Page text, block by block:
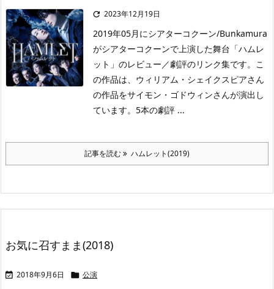
 2023年12月19日
2019年05月にシアターコクーン/Bunkamura
がシアターコクーンで上演した舞台「ハムレ
ット」のレビュー／劇評のリンク集です。こ
の作品は、ウィリアム・シェイクスピアさん
の作品をサイモン・ゴドウィンさんが演出し
ています。5本の劇評 ...
記事を読む ハムレット(2019)
お気に召すまま(2018)
 2018年9月6日  公演